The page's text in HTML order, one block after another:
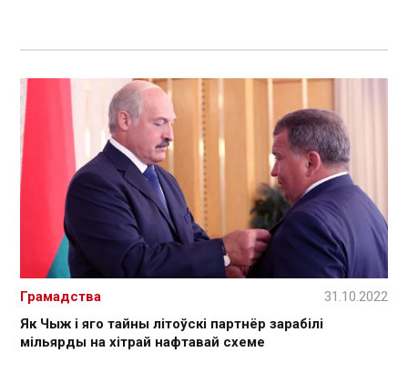
Як Чыж і яго тайны літоўскі партнёр зарабілі
мільярды на хітрай нафтавай схеме
Грамадства 31.10.2022